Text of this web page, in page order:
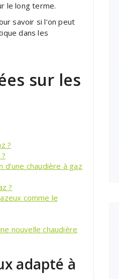
le long terme.
savoir si l’on peut
dans les
sur les
?
chaudière à gaz
?
comme le
nouvelle chaudière
adapté à